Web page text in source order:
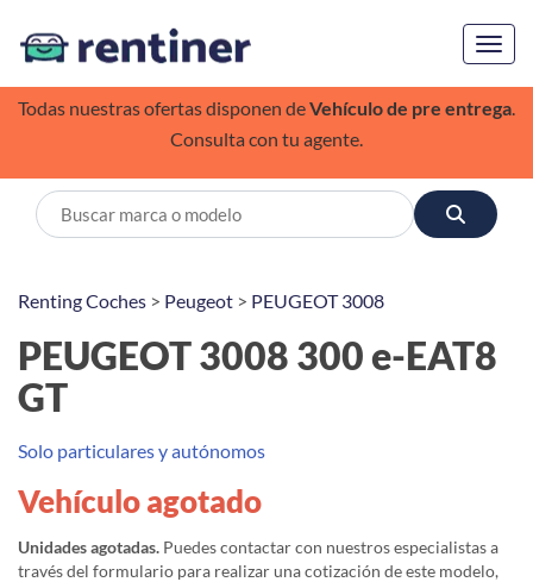
Todas nuestras ofertas disponen deVehículo de pre entrega.
Consulta con tu agente.
Renting Coches > Peugeot > PEUGEOT 3008
PEUGEOT 3008 300 e-EAT8
GT
Solo particulares y autónomos
Vehículo agotado
Unidades agotadas. Puedes contactar con nuestros especialistas a
través del formulario para realizar una cotización de este modelo,